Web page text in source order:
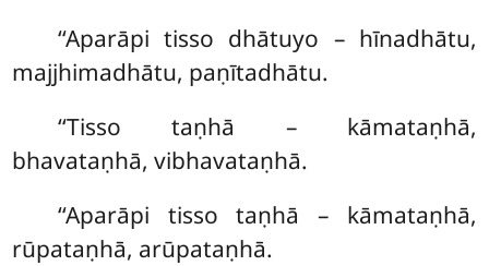
‘‘Aparāpi tisso dhātuyo – hīnadhātu,
majjhimadhātu, paṇītadhātu.
‘‘Tissotaṇhā – kāmataṇhā,
bhavataṇhā, vibhavataṇhā.
‘‘Aparāpi tisso taṇhā – kāmataṇhā,
rūpataṇhā, arūpataṇhā.